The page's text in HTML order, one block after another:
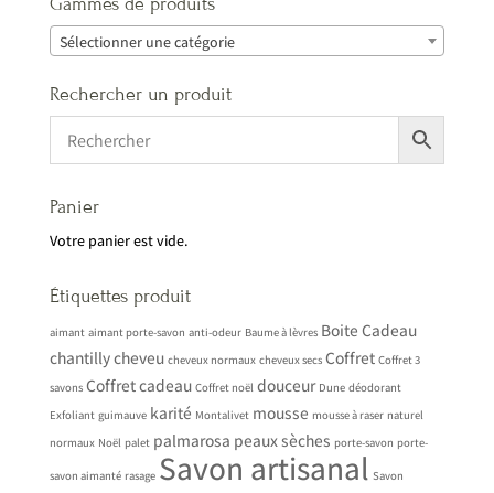
Sélectionner une catégorie
Rechercher un produit
Panier
Votre panier est vide.
Étiquettes produit
aimant aimant porte-savon anti-odeur Baume à lèvres Boite Cadeau
chantillycheveu cheveux normaux cheveux secs Coffret Coffret 3
savons Coffret cadeau Coffret noël douceur Dune déodorant
Exfoliant guimauve karité Montalivet mousse mousse à raser naturel
normaux Noël palet palmarosa peaux sèches porte-savon porte-
savon aimanté rasage Savon artisanal Savon